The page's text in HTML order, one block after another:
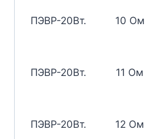
ПЭВР-20Вт. 10 Ом
ПЭВР-20Вт. 11 Ом
ПЭВР-20Вт. 12 Ом